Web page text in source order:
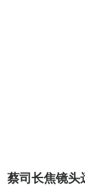
蔡司长焦镜头